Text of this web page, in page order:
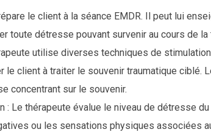
le client à la séance EMDR. Il peut lui
toute détresse pouvant survenir au cours de la
utilise diverses techniques de
le client à traiter le souvenir traumatique
concentrant sur le souvenir.
: Le thérapeute évalue le niveau de détresse
ou les sensations physiques associées